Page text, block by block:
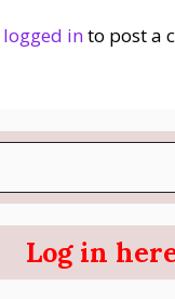
logged into post a
Log in